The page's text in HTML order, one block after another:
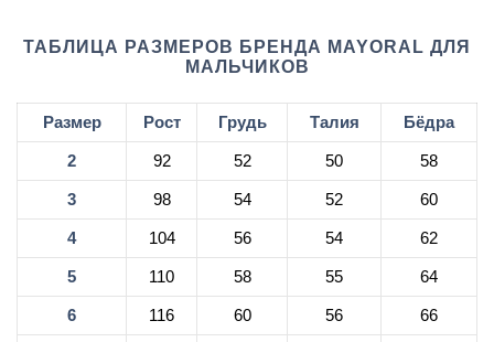
ТАБЛИЦА РАЗМЕРОВ БРЕНДА MAYORAL ДЛЯ
МАЛЬЧИКОВ
Размер Рост Грудь Талия Бёдра
2 92 52 50 58
3 98 54 52 60
4 104 56 54 62
5 110 58 55 64
6 116 60 56 66